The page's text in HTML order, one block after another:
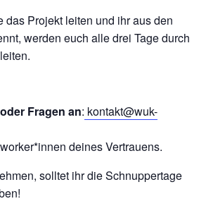
das Projekt leiten und ihr aus den
werden euch alle drei Tage durch
Fragen an: kontakt@wuk-
deines Vertrauens.
solltet ihr die Schnuppertage